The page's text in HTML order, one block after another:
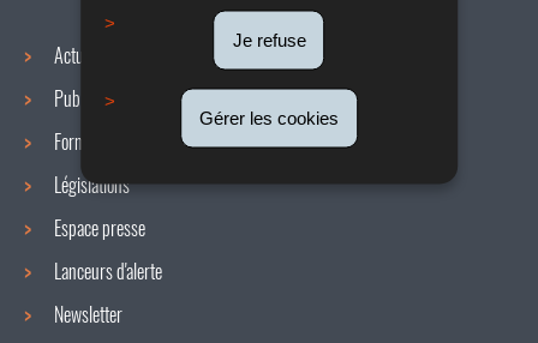
Je refuse
Gérer les cookies
Actualités
Publications
Formulaires
Législations
Espace presse
Lanceurs d'alerte
Newsletter